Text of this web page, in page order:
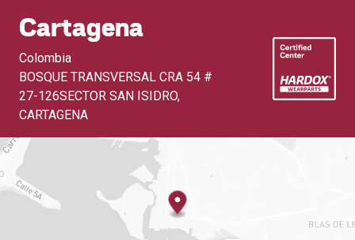
Cartagena
Colombia
BOSQUE TRANSVERSAL CRA 54 #
27-126SECTOR SAN ISIDRO,
CARTAGENA